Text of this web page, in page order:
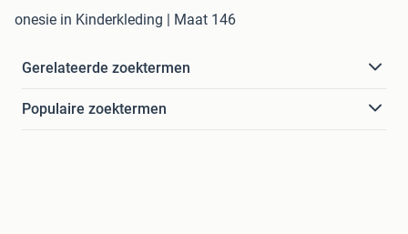
onesie in Kinderkleding | Maat 146
Gerelateerde zoektermen
Populaire zoektermen